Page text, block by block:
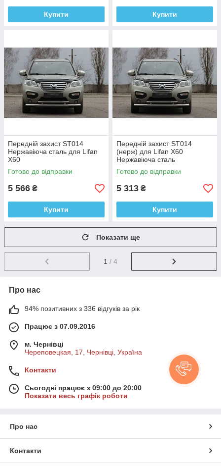
Купити Купити
Передній захист ST014
Нержавіюча сталь для Lifan
X60
Готово до відправки
5 566 ₴
Купити
Передній захист ST014
(нерж) для Lifan X60
Нержавіюча сталь
Готово до відправки
5 313 ₴
Купити
Показати ще
1 / 4
Про нас
94% позитивних з 336 відгуків за рік
Працює з 07.09.2016
м. Чернівці
Череповецкая, 17, Чернівці, Україна
Контакти
Сьогодні працює з 09:00 до 20:00
Показати весь графік роботи
Про нас
Контакти